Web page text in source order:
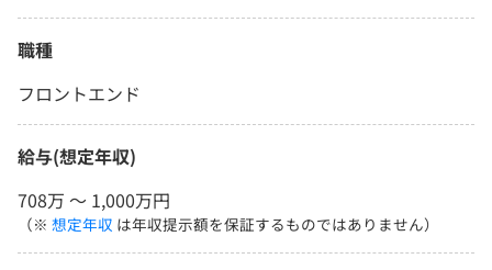
職種
フロントエンド
給与(想定年収)
708万 〜 1,000万円
（※ 想定年収 は年収提示額を保証するものではありません）